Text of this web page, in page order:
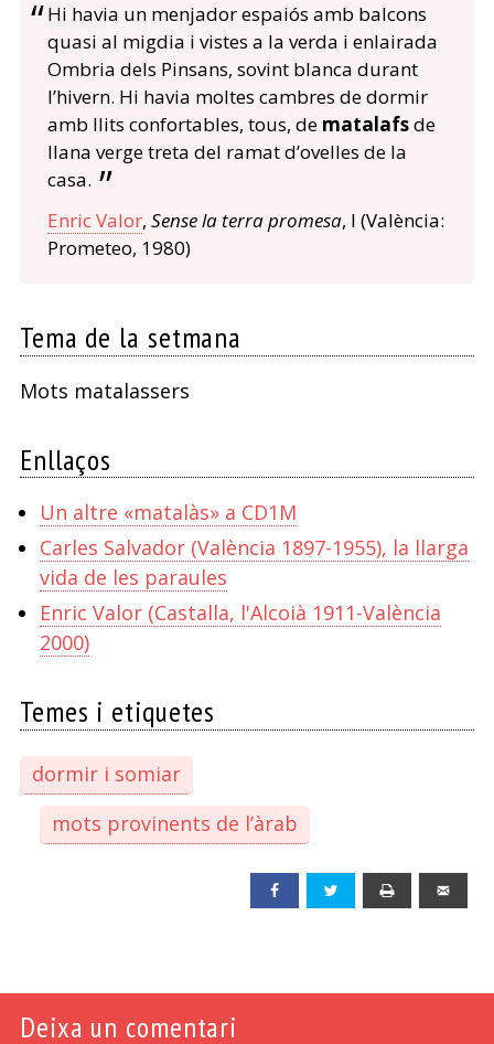
Hi havia un menjador espaiós amb balcons
quasi al migdia i vistes a la verda i enlairada
Ombria dels Pinsans, sovint blanca durant
l’hivern. Hi havia moltes cambres de dormir
amb llits confortables, tous, de matalafsde
llana verge treta del ramat d’ovelles de la
casa.
Enric Valor, Sense la terra promesa, I (València:
Prometeo, 1980)
Tema de la setmana
Mots matalassers
Enllaços
Un altre «matalàs» a CD1M
Carles Salvador (València 1897-1955), la llarga
vida de les paraules
Enric Valor (Castalla, l'Alcoià 1911-València
2000)
Temes i etiquetes
dormir i somiar
mots provinents de l’àrab
Facebook Twitter
Deixa un comentari